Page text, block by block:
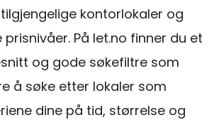
kontorlokaler og
På let.no finner du et
og gode søkefiltre som
å søke etter lokaler som
dine på tid, størrelse og